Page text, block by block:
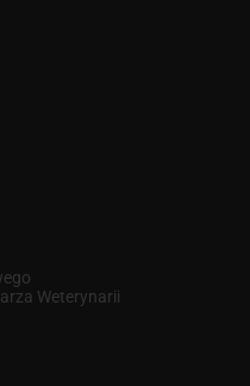
Weterynarii